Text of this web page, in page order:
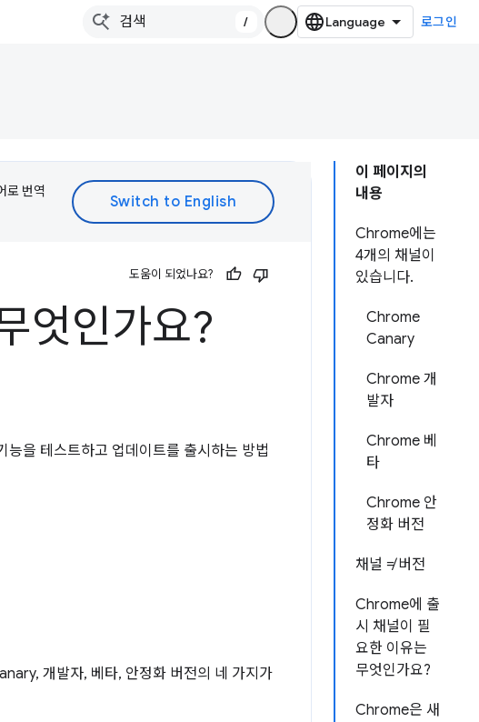
/ 로그인
이 페이지의
내용
Chrome에는
4개의 채널이
있습니다.
Chrome
Canary
Chrome 개
발자
Chrome 베
타
Chrome 안
정화 버전
채널 ≠ 버전
Chrome에 출
시 채널이 필
요한 이유는
무엇인가요?
Chrome은 새
로 번역
도움이 되었나요?
엇인가요?
을 테스트하고 업데이트를 출시하는 방법
개발자, 베타, 안정화 버전의 네 가지가